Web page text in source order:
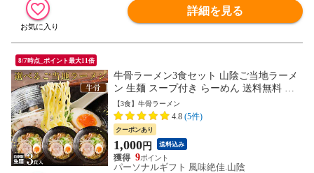
詳細を見る
8/7時点_ポイント最大11倍
牛骨ラーメン3食セット 山陰ご当地ラーメ
ン 生麺 スープ付き らーめん 送料無料 ネ
コポス
【3食】牛骨ラーメン
4.8 (5件)
クーポンあり
1,000円 送料込み
9
パーソナルギフト 風味絶佳.山陰